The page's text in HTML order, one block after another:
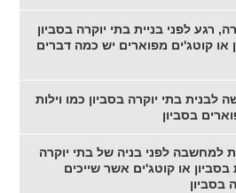
רגע לפני בניית בתי יוקרה בסביון
או קוטג'ים מפוארים יש כמה דברים
לבנית בתי יוקרה בסביון כמו וילות
בסביון
למחשבה לפני בניה של בתי יוקרה
בסביון או קוטג'ים אשר שייכים
בסביון